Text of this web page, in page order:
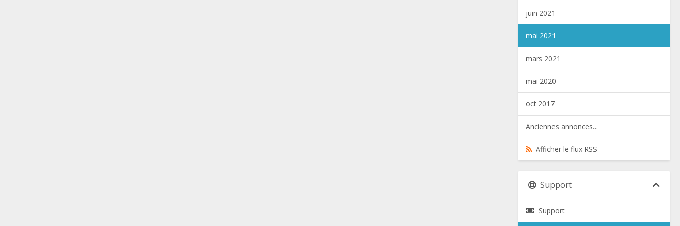
juin 2021
mai 2021
mars 2021
mai 2020
oct 2017
Anciennes annonces...
Afficher le flux RSS
Support
Support